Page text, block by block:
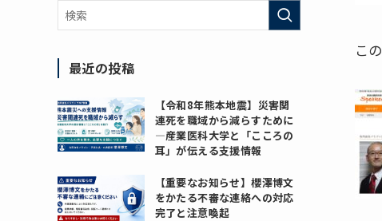
この
最近の投稿
【令和8年熊本地震】災害関
連死を職域から減らすために
―産業医科大学と「こころの
耳」が伝える支援情報
【重要なお知らせ】櫻澤博文
をかたる不審な連絡への対応
完了と注意喚起